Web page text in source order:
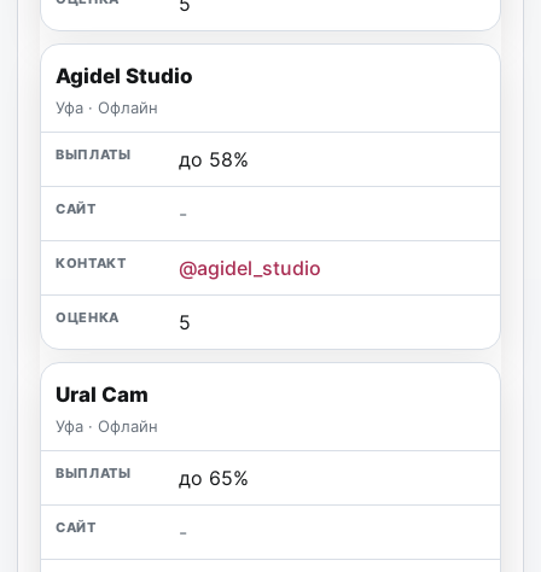
Agidel Studio
Уфа · Офлайн
до 58%
-
@agidel_studio
5
Ural Cam
Уфа · Офлайн
до 65%
-